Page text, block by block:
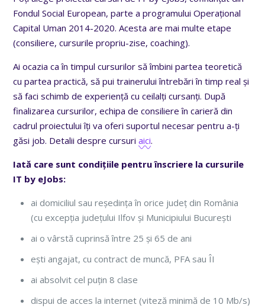
Fondul Social European, parte a programului Operațional
Capital Uman 2014-2020. Acesta are mai multe etape
(consiliere, cursurile propriu-zise, coaching).
Ai ocazia ca în timpul cursurilor să îmbini partea teoretică
cu partea practică, să pui trainerului întrebări în timp real și
să faci schimb de experiență cu ceilalți cursanți. După
finalizarea cursurilor, echipa de consiliere în carieră din
cadrul proiectului îți va oferi suportul necesar pentru a-ți
găsi job. Detalii despre cursuriaici.
Iată care sunt condițiile pentru înscriere la cursurile
IT by eJobs:
ai domiciliul sau reședința în orice județ din România
(cu excepția județului Ilfov și Municipiului București
ai o vârstă cuprinsă între 25 și 65 de ani
ești angajat, cu contract de muncă, PFA sau ÎI
ai absolvit cel puțin 8 clase
dispui de acces la internet (viteză minimă de 10 Mb/s)